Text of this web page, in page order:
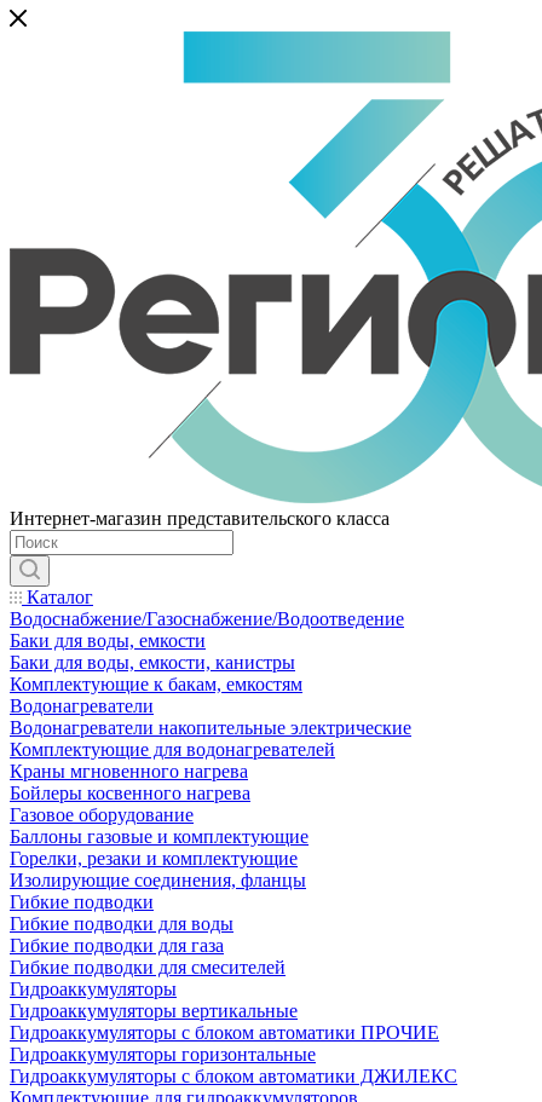
Интернет-магазин представительского класса
Каталог
Водоснабжение/Газоснабжение/Водоотведение
Баки для воды, емкости
Баки для воды, емкости, канистры
Комплектующие к бакам, емкостям
Водонагреватели
Водонагреватели накопительные электрические
Комплектующие для водонагревателей
Краны мгновенного нагрева
Бойлеры косвенного нагрева
Газовое оборудование
Баллоны газовые и комплектующие
Горелки, резаки и комплектующие
Изолирующие соединения, фланцы
Гибкие подводки
Гибкие подводки для воды
Гибкие подводки для газа
Гибкие подводки для смесителей
Гидроаккумуляторы
Гидроаккумуляторы вертикальные
Гидроаккумуляторы с блоком автоматики ПРОЧИЕ
Гидроаккумуляторы горизонтальные
Гидроаккумуляторы с блоком автоматики ДЖИЛЕКС
Комплектующие для гидроаккумуляторов